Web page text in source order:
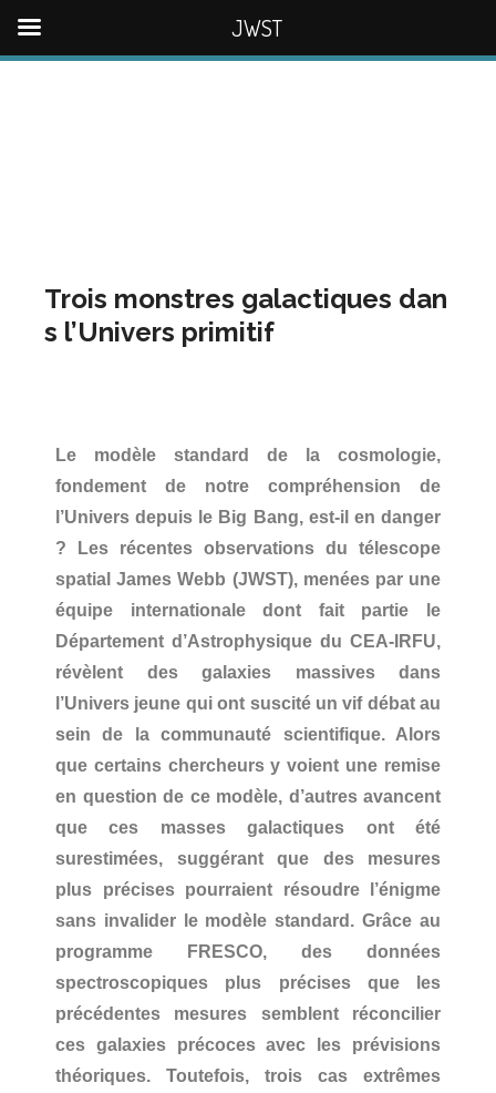
Trois monstres galactiques dan
s l’Univers primitif
Le modèle standard de la cosmologie,
fondement de notre compréhension de
l’Univers depuis le Big Bang, est-il en danger
? Les récentes observations du télescope
spatial James Webb (JWST), menées par une
équipe internationale dont fait partie le
Département d’Astrophysique du CEA-IRFU,
révèlent des galaxies massives dans
l’Univers jeune qui ont suscité un vif débat au
sein de la communauté scientifique. Alors
que certains chercheurs y voient une remise
en question de ce modèle, d’autres avancent
que ces masses galactiques ont été
surestimées, suggérant que des mesures
plus précises pourraient résoudre l’énigme
sans invalider le modèle standard. Grâce au
programme FRESCO, des données
spectroscopiques plus précises que les
précédentes mesures semblent réconcilier
ces galaxies précoces avec les prévisions
théoriques. Toutefois, trois cas extrêmes
JWST